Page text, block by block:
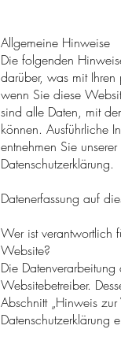
Allgemeine Hinweise
Die folgenden
darüber, was mit
wenn Sie diese
sind alle Daten, mit
können. Ausführliche
entnehmen Sie
Datenschutzerklärung.
Datenerfassung auf
Wer ist verantwortlich
Website?
Die
Websitebetreiber.
Abschnitt „Hinweis
Datenschutzerklärung